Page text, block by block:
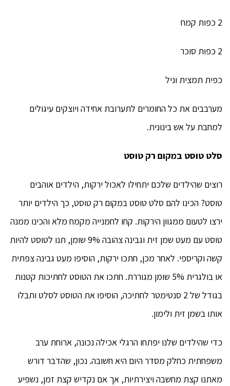
2 כפות קמח
2 כפות סוכר
כפית תמצית וניל
מערבבים את כל החומרים לתערובת אחידה ויוצקים עיגולים
למחבת על אש בינונית.
סלט טוסט במקום רק טוסט
רוצים שהילדים שלכם יתחילו לאכול ירקות, הילדים אוהבים
טוסט? הכינו להם סלט טוסט במקום רק טוסט, כך הילדים יותר
ירצו לטעום ממגוון הירקות. קחו לחמנייה מקמח מלא והכינו ממנה
טוסט עם מעט שמן זית וגבינה צהובה 9% שומן, תנו לטוסט להיות
קשה וקריספי. לאחר מכן, חתכו ירקות, הוסיפו מעט גבינה צפתית
או בולגרית 5% שומן מגוררת. חתכו את הטוסט לחתיכות קטנות
בגודל של 2 סנטימטר לחתיכה, הוסיפו את הטוסט לסלט ותבלו
אותו בשמן זית ולימון.
כדי שהילדים שלנו יפתחו הרגלי אכילה נכונה, ארוחת ערב
משפחתית כחלק מסדר היום היא חשובה. נכון, שהדבר דורש
מאתנו קצת מחשבה ויצירתיות, אך אם נקדיש קצת זמן, נשפיע